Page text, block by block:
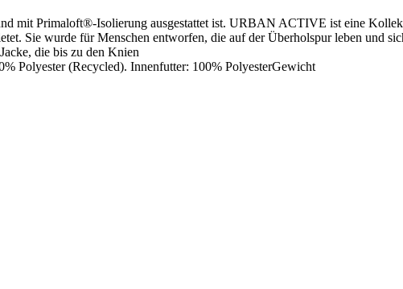
mit Primaloft®-Isolierung ausgestattet ist. URBAN ACTIVE ist eine
Sie wurde für Menschen entworfen, die auf der Überholspur leben und
die bis zu den Knien
Polyester (Recycled). Innenfutter: 100% PolyesterGewicht